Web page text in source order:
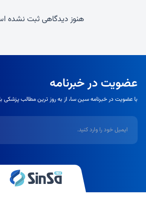
هنوز دیدگاهی ثبت نشده
عضویت در خبرنامه
با عضویت در خبرنامه سین سا، از به روز ترین مطالب پزشکی